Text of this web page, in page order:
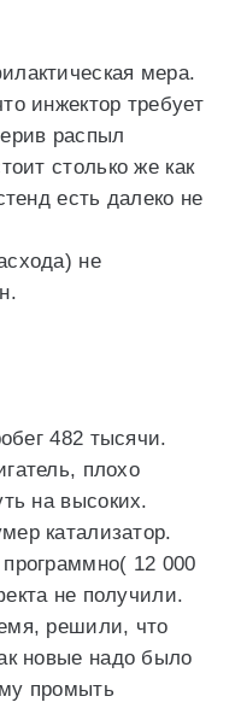
мера.
инжектор требует
распыл
столько же как
есть далеко не
не
482 тысячи.
плохо
на высоких.
катализатор.
12 000
не получили.
решили, что
новые надо было
промыть